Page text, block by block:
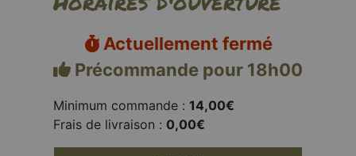
Actuellement fermé
Précommande pour 18h00
Minimum commande : 14,00€
Frais de livraison : 0,00€